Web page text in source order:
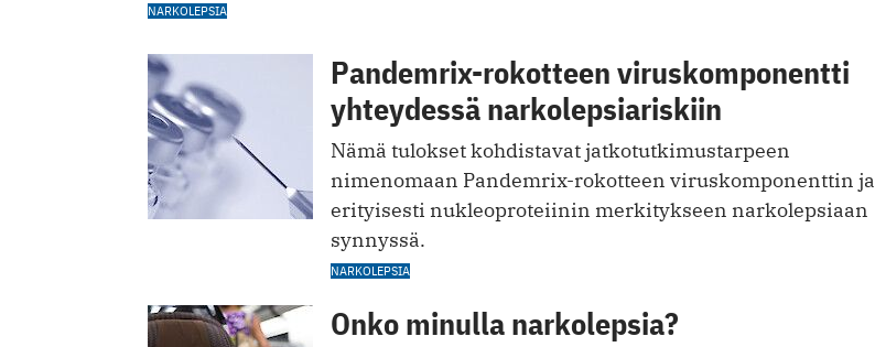
NARKOLEPSIA
Pandemrix-rokotteen viruskomponentti
yhteydessä narkolepsiariskiin
Nämä tulokset kohdistavat jatkotutkimustarpeen
nimenomaan Pandemrix-rokotteen viruskomponenttin ja
erityisesti nukleoproteiinin merkitykseen narkolepsiaan
synnyssä.
NARKOLEPSIA
Onko minulla narkolepsia?